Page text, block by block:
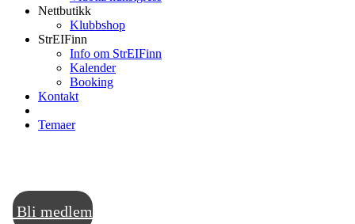
Nettbutikk
Klubbshop
StrEIFinn
Info om StrEIFinn
Kalender
Booking
Kontakt
Temaer
IDRETT OG MOSJON FOR ALLE
Bli medlem